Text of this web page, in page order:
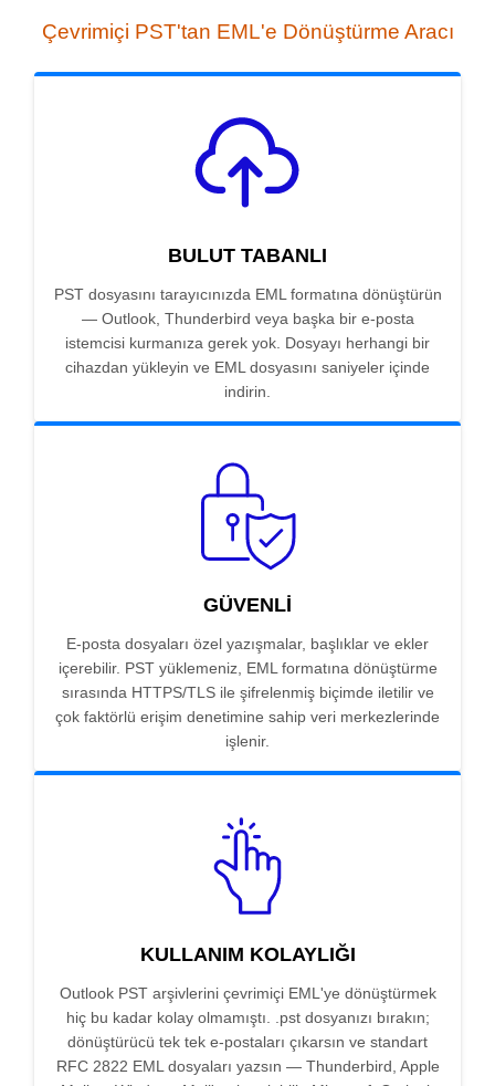
Çevrimiçi PST'tan EML'e Dönüştürme Aracı
BULUT TABANLI
PST dosyasını tarayıcınızda EML formatına dönüştürün
— Outlook, Thunderbird veya başka bir e-posta
istemcisi kurmanıza gerek yok. Dosyayı herhangi bir
cihazdan yükleyin ve EML dosyasını saniyeler içinde
indirin.
GÜVENLI
E-posta dosyaları özel yazışmalar, başlıklar ve ekler
içerebilir. PST yüklemeniz, EML formatına dönüştürme
sırasında HTTPS/TLS ile şifrelenmiş biçimde iletilir ve
çok faktörlü erişim denetimine sahip veri merkezlerinde
işlenir.
KULLANIM KOLAYLIĞI
Outlook PST arşivlerini çevrimiçi EML'ye dönüştürmek
hiç bu kadar kolay olmamıştı. .pst dosyanızı bırakın;
dönüştürücü tek tek e-postaları çıkarsın ve standart
RFC 2822 EML dosyaları yazsın — Thunderbird, Apple